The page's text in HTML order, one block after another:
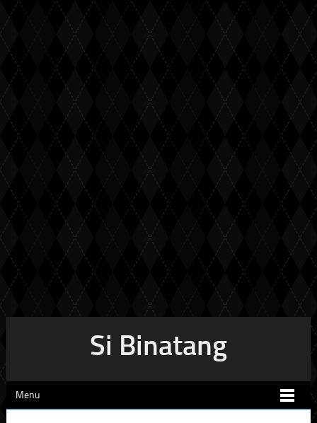
Si Binatang
Menu